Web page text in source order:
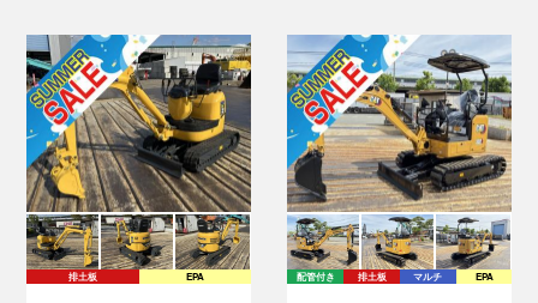
排土板 EPA 配管付き 排土板 マルチ EPA